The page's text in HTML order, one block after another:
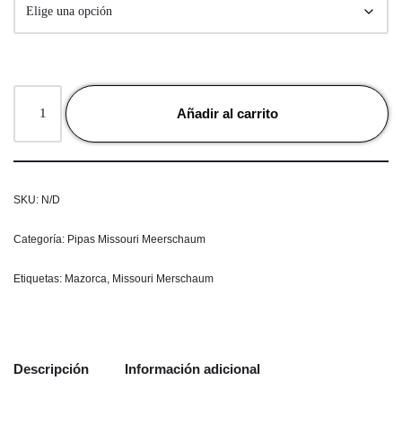
Añadir al carrito
SKU: N/D
Categoría: Pipas Missouri Meerschaum
Etiquetas: Mazorca Missouri Merschaum
Descripción Información adicional